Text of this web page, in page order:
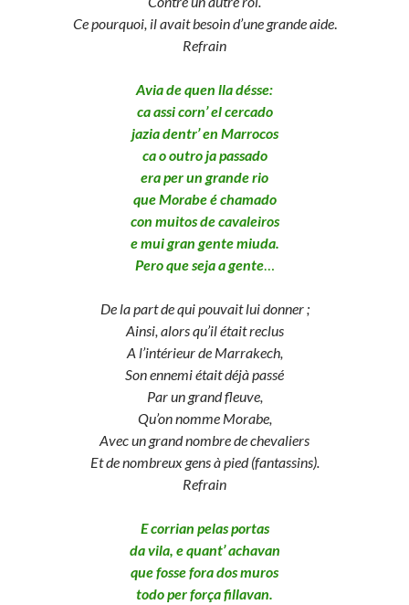
Ce pourquoi, il avait besoin d’une grande aide.
Refrain
Avia de quen lla désse:
ca assi corn’ el cercado
jazia dentr’ en Marrocos
ca o outro ja passado
era per un grande rio
que Morabe é chamado
con muitos de cavaleiros
e mui gran gente miuda.
Pero que seja a gente…
De la part de qui pouvait lui donner ;
Ainsi, alors qu’il était reclus
A l’intérieur de Marrakech,
Son ennemi était déjà passé
Par un grand fleuve,
Qu’on nomme Morabe,
Avec un grand nombre de chevaliers
Et de nombreux gens à pied (fantassins).
Refrain
E corrian pelas portas
da vila, e quant’ achavan
que fosse fora dos muros
todo per força fillavan.